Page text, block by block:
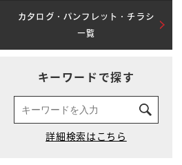
カタログ・パンフレット・チラシ
一覧
キーワードで探す